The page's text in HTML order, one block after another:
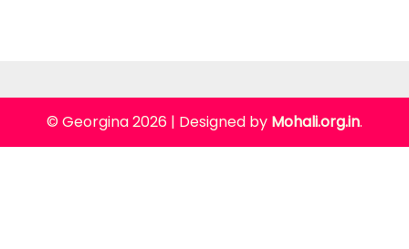
© Georgina 2026 | Designed by Mohali.org.in.